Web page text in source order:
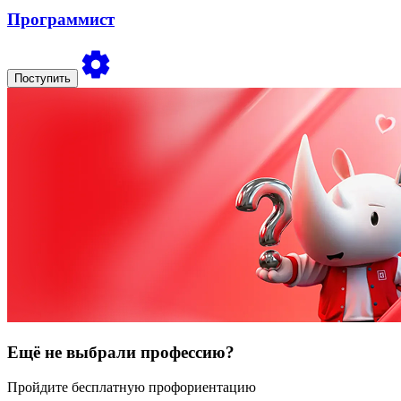
Программист
Поступить
Ещё не выбрали профессию?
Пройдите бесплатную профориентацию